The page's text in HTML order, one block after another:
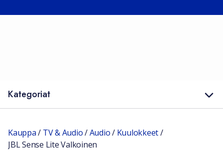
Kategoriat
Kauppa/ TV & Audio/Audio/ Kuulokkeet/
JBL Sense Lite Valkoinen